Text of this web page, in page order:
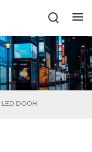
DOOH